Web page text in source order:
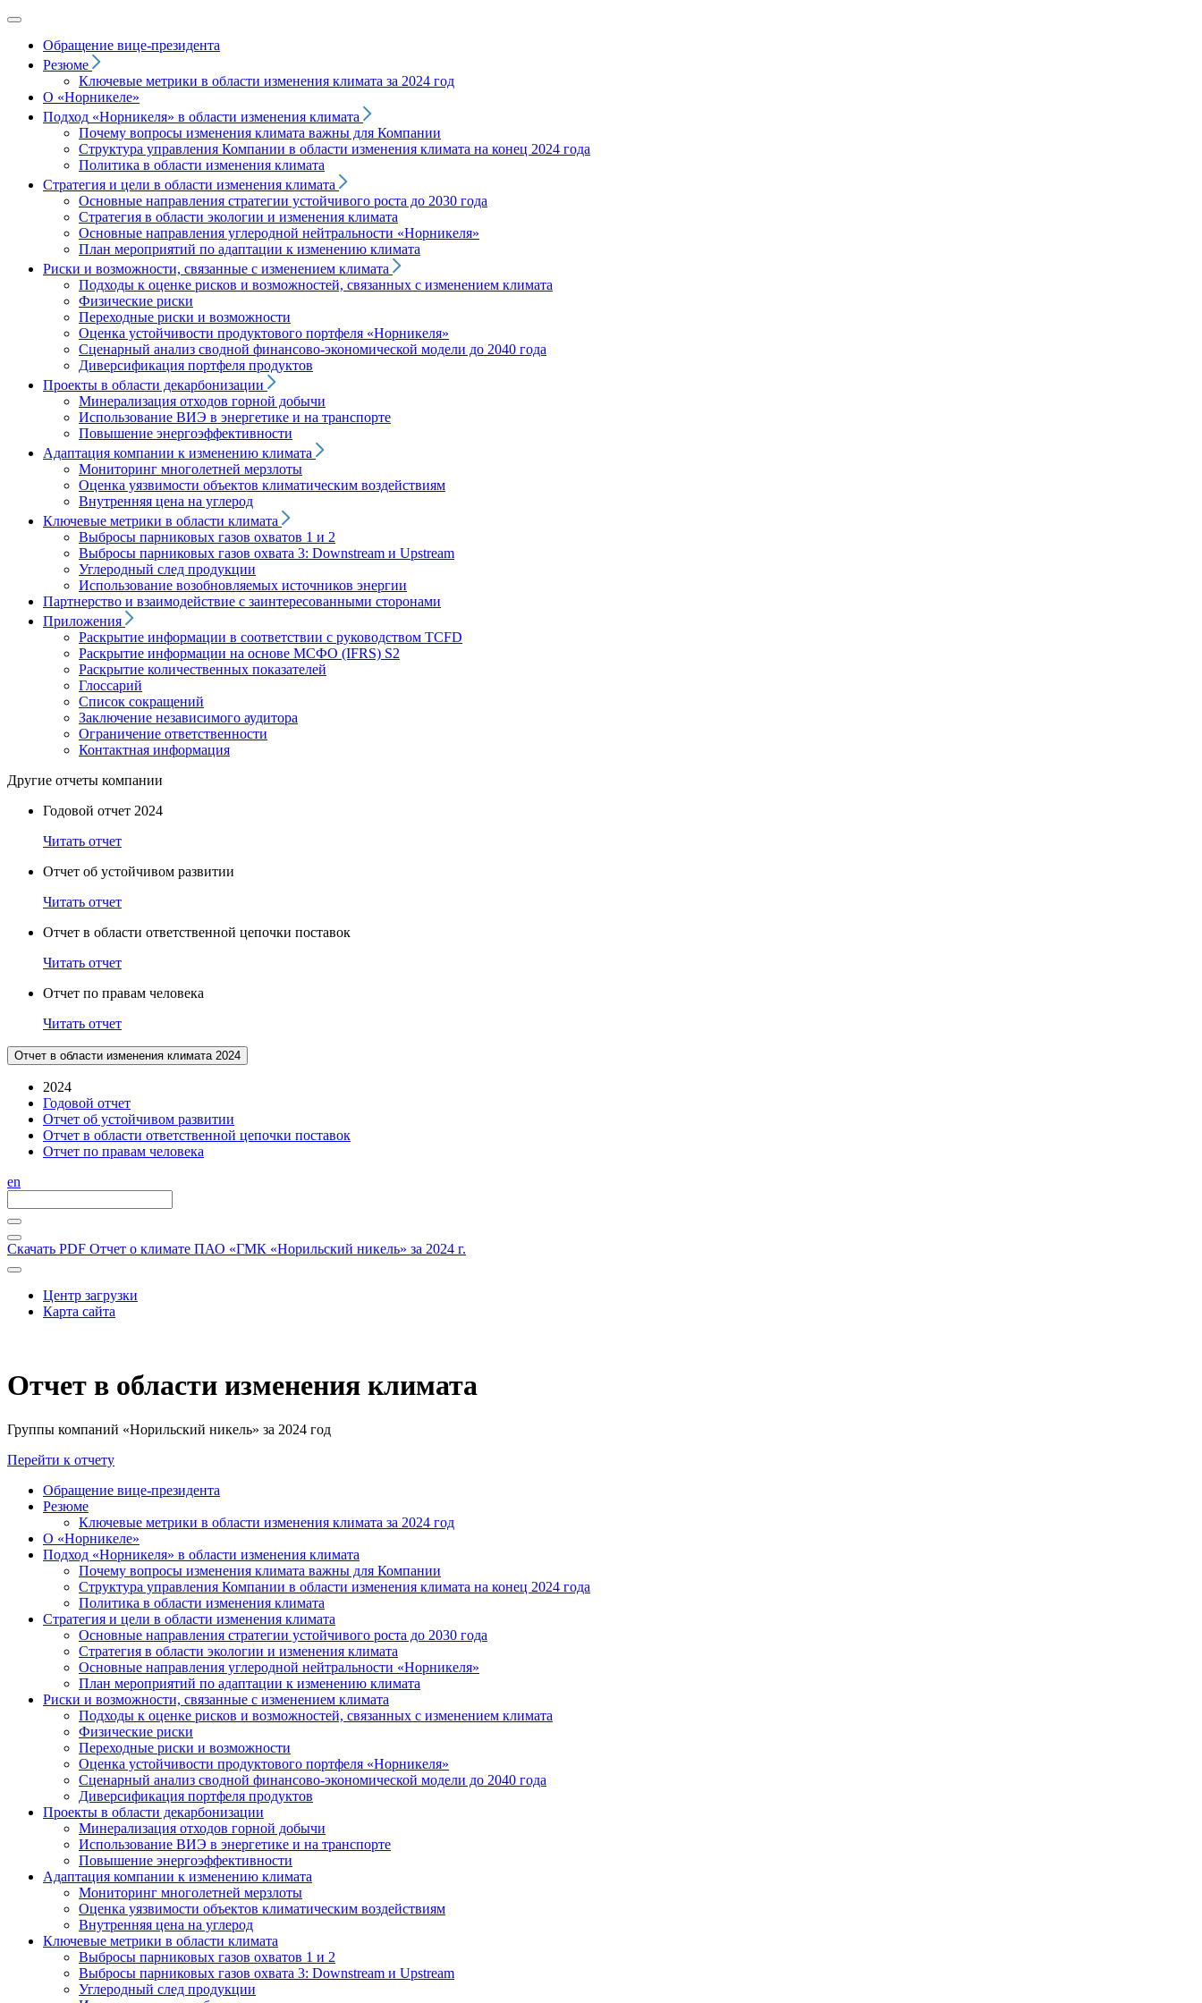
Обращение вице‑президента
Резюме
Ключевые метрики в области изменения климата за 2024 год
О «Норникеле»
Подход «Норникеля» в области изменения климата
Почему вопросы изменения климата важны для Компании
Структура управления Компании в области изменения климата на конец 2024 года
Политика в области изменения климата
Стратегия и цели в области изменения климата
Основные направления стратегии устойчивого роста до 2030 года
Стратегия в области экологии и изменения климата
Основные направления углеродной нейтральности «Норникеля»
План мероприятий по адаптации к изменению климата
Риски и возможности, связанные с изменением климата
Подходы к оценке рисков и возможностей, связанных с изменением климата
Физические риски
Переходные риски и возможности
Оценка устойчивости продуктового портфеля «Норникеля»
Сценарный анализ сводной финансово-экономической модели до 2040 года
Диверсификация портфеля продуктов
Проекты в области декарбонизации
Минерализация отходов горной добычи
Использование ВИЭ в энергетике и на транспорте
Повышение энергоэффективности
Адаптация компании к изменению климата
Мониторинг многолетней мерзлоты
Оценка уязвимости объектов климатическим воздействиям
Внутренняя цена на углерод
Ключевые метрики в области климата
Выбросы парниковых газов охватов 1 и 2
Выбросы парниковых газов охвата 3: Downstream и Upstream
Углеродный след продукции
Использование возобновляемых источников энергии
Партнерство и взаимодействие с заинтересованными сторонами
Приложения
Раскрытие информации в соответствии с руководством TCFD
Раскрытие информации на основе МСФО (IFRS) S2
Раскрытие количественных показателей
Глоссарий
Список сокращений
Заключение независимого аудитора
Ограничение ответственности
Контактная информация
Другие отчеты компании
Годовой отчет 2024
Читать отчет
Отчет об устойчивом развитии
Читать отчет
Отчет в области ответственной цепочки поставок
Читать отчет
Отчет по правам человека
Читать отчет
Отчет в области изменения климата 2024
2024
Годовой отчет
Отчет об устойчивом развитии
Отчет в области ответственной цепочки поставок
Отчет по правам человека
en
Скачать PDF Отчет о климате ПАО «ГМК «Норильский никель» за 2024 г.
Центр загрузки
Карта сайта
Отчет в области изменения климата
Группы компаний «Норильский никель» за 2024 год
Перейти к отчету
Обращение вице-президента
Резюме
Ключевые метрики в области изменения климата за 2024 год
О «Норникеле»
Подход «Норникеля» в области изменения климата
Почему вопросы изменения климата важны для Компании
Структура управления Компании в области изменения климата на конец 2024 года
Политика в области изменения климата
Стратегия и цели в области изменения климата
Основные направления стратегии устойчивого роста до 2030 года
Стратегия в области экологии и изменения климата
Основные направления углеродной нейтральности «Норникеля»
План мероприятий по адаптации к изменению климата
Риски и возможности, связанные с изменением климата
Подходы к оценке рисков и возможностей, связанных с изменением климата
Физические риски
Переходные риски и возможности
Оценка устойчивости продуктового портфеля «Норникеля»
Сценарный анализ сводной финансово-экономической модели до 2040 года
Диверсификация портфеля продуктов
Проекты в области декарбонизации
Минерализация отходов горной добычи
Использование ВИЭ в энергетике и на транспорте
Повышение энергоэффективности
Адаптация компании к изменению климата
Мониторинг многолетней мерзлоты
Оценка уязвимости объектов климатическим воздействиям
Внутренняя цена на углерод
Ключевые метрики в области климата
Выбросы парниковых газов охватов 1 и 2
Выбросы парниковых газов охвата 3: Downstream и Upstream
Углеродный след продукции